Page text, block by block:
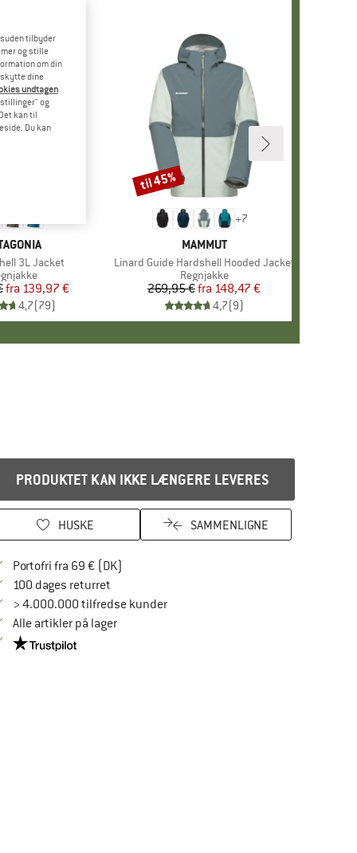
3L Jacket
Pris
Nedsat pris
fra 139,97 €
4,7(79)
+7
MÆRKE
MAMMUT
Artikel
Linard Guide Hardshell Hooded Jacket
Produktgruppe
Regnjakke
Pris
269,95 € Nedsat pris
fra 148,47 €
4,7(9)
Rabat
til 45%
PRODUKTET KAN IKKE LÆNGERE LEVERES
HUSKE SAMMENLIGNE
Portofri fra 69 € (DK)
100 dages returretGå til returretten her Åbnes i en infoboks
> 4.000.000 tilfredse kunder
Alle artikler på lager
Vi er Trustpilot-certificeret - oplysningerne får du
tilbyder
og stille
om din
dine
undtagen
og
kan til
Du kan